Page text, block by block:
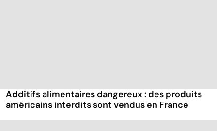
Additifs alimentaires dangereux : des produits
américains interdits sont vendus en France